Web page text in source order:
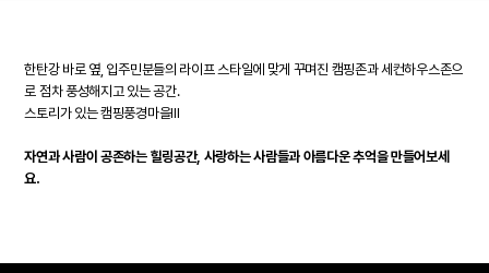
한탄강 바로 옆, 입주민분들의 라이프 스타일에 맞게 꾸며진 캠핑존과 세컨하우스존으
로 점차 풍성해지고 있는 공간.
스토리가 있는 캠핑풍경마을Ⅲ
자연과 사람이 공존하는 힐링공간, 사랑하는 사람들과 아름다운 추억을 만들어보세
요.